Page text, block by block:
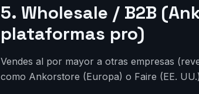
5. Wholesale / B2B
plataformas pro)
Vendes al por mayor a otras empresas
como Ankorstore (Europa) o Faire (EE.